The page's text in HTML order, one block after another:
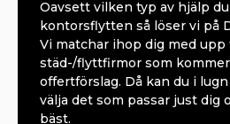
Oavsett vilken typ av hjälp
kontorsflytten så löser vi på
Vi matchar ihop dig med upp
städ-/flyttfirmor som
offertförslag. Då kan du i
välja det som passar just dig
bäst.